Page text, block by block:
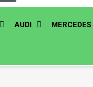
AUDI MERCEDES